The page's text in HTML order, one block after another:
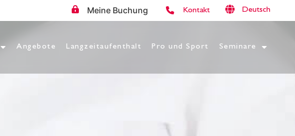
Meine Buchung Kontakt Deutsch
Angebote Langzeitaufenthalt Pro und Sport Seminare